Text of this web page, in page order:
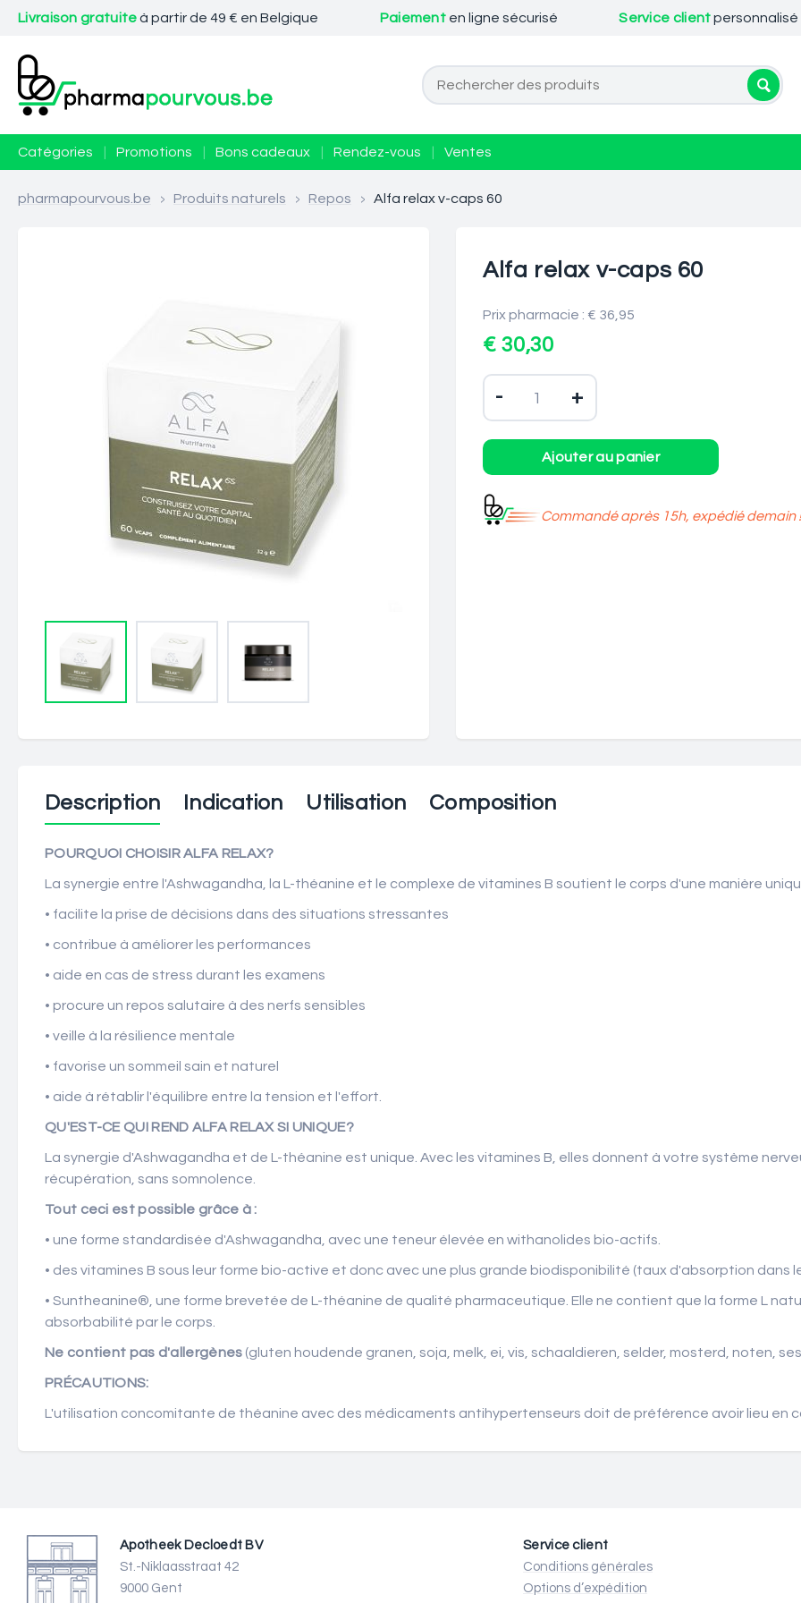
Livraison gratuiteà partir de 49 € en Belgique Paiement en ligne sécurisé Service clientpersonnalisé
Catégories Promotions Bons cadeaux Rendez-vous Ventes
pharmapourvous.be > Produits naturels > Repos > Alfa relax v-caps 60
Alfa relax v-caps 60
Prix pharmacie : € 36,95
€ 30,30
- +
Commandé après 15h, expédié demain !
Description Indication Utilisation Composition
POURQUOI CHOISIR ALFA RELAX?
La synergie entre l'Ashwagandha, la L-théanine et le complexe de vitamines B soutient le corps d'une manière
• facilite la prise de décisions dans des situations stressantes
• contribue à améliorer les performances
• aide en cas de stress durant les examens
• procure un repos salutaire à des nerfs sensibles
• veille à la résilience mentale
• favorise un sommeil sain et naturel
• aide à rétablir l'équilibre entre la tension et l'effort.
QU'EST-CE QUI REND ALFA RELAX SI UNIQUE?
La synergie d'Ashwagandha et de L-théanine est unique. Avec les vitamines B, elles donnent à votre système
récupération, sans somnolence.
Tout ceci est possible grâce à :
• une forme standardisée d'Ashwagandha, avec une teneur élevée en withanolides bio-actifs.
• des vitamines B sous leur forme bio-active et donc avec une plus grande biodisponibilité (taux d'absorption dans
• Suntheanine®, une forme brevetée de L-théanine de qualité pharmaceutique. Elle ne contient que la forme L
absorbabilité par le corps.
Ne contient pas d'allergènes (gluten houdende granen, soja, melk, ei, vis, schaaldieren, selder, mosterd, noten,
PRÉCAUTIONS:
L'utilisation concomitante de théanine avec des médicaments antihypertenseurs doit de préférence avoir lieu en
Apotheek Decloedt BV
St.-Niklaasstraat 42
9000 Gent
Service client
Conditions générales
Options d’expédition